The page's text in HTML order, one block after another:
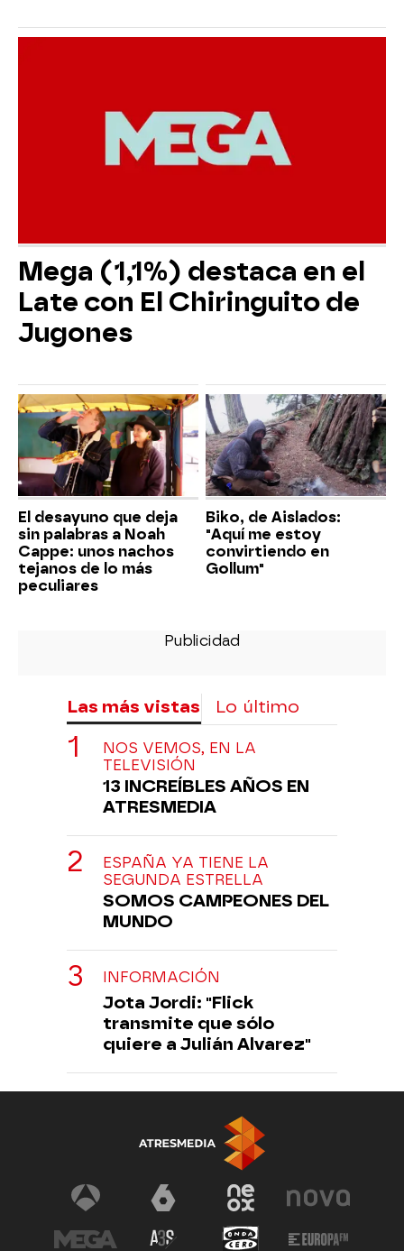
Mega (1,1%) destaca en el
Late con El Chiringuito de
Jugones
El desayuno que deja
sin palabras a Noah
Cappe: unos nachos
tejanos de lo más
peculiares
Biko, de Aislados:
"Aquí me estoy
convirtiendo en
Gollum"
Las más vistas Lo último
NOS VEMOS, EN LA
TELEVISIÓN
13 INCREÍBLES AÑOS EN
ATRESMEDIA
ESPAÑA YA TIENE LA
SEGUNDA ESTRELLA
SOMOS CAMPEONES DEL
MUNDO
INFORMACIÓN
Jota Jordi: "Flick
transmite que sólo
quiere a Julián Alvarez"